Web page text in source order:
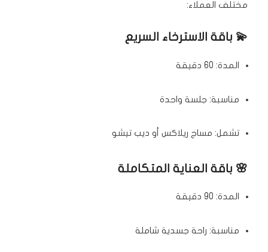
مختلف العملاء:
💫 باقة الاسترخاء السريع
المدة: 60 دقيقة
مناسبة: جلسة واحدة
تشمل: مساج ريلاكس أو ديب تيشو
🌸 باقة العناية المتكاملة
المدة: 90 دقيقة
مناسبة: راحة جسدية شاملة